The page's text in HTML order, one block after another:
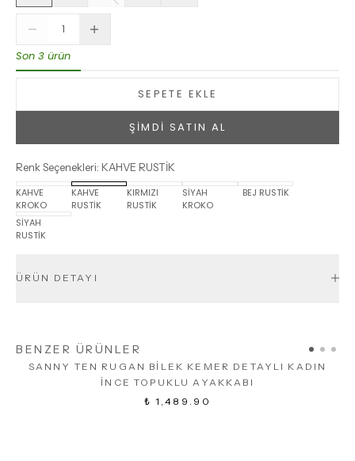
Son 3 ürün
SEPETE EKLE
ŞİMDİ SATIN AL
Renk Seçenekleri: KAHVE RUSTİK
KAHVE
KROKO
KAHVE
RUSTİK
KIRMIZI
RUSTİK
SİYAH
KROKO
BEJ RUSTİK
SİYAH
RUSTİK
ÜRÜN DETAYI
BENZER ÜRÜNLER
SANNY TEN RUGAN BİLEK KEMER DETAYLI KADIN
İNCE TOPUKLU AYAKKABI
₺ 1,489.90